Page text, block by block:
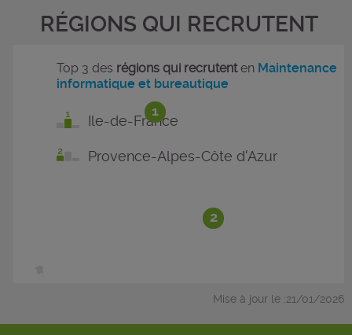
RÉGIONS QUI RECRUTENT
1
2
Top 3 des régions qui recrutenten Maintenance
informatique et bureautique
Ile-de-France
Provence-Alpes-Côte d'Azur
Mise à jour le :21/01/2026